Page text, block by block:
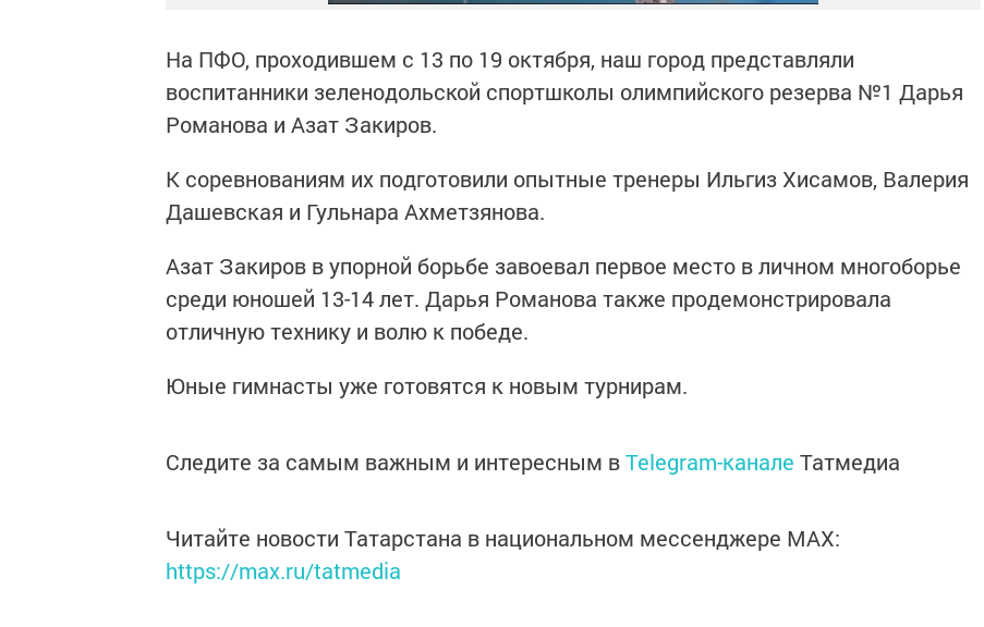
На ПФО, проходившем с 13 по 19 октября, наш город представляли
воспитанники зеленодольской спортшколы олимпийского резерва №1 Дарья
Романова и Азат Закиров.
К соревнованиям их подготовили опытные тренеры Ильгиз Хисамов, Валерия
Дашевская и Гульнара Ахметзянова.
Азат Закиров в упорной борьбе завоевал первое место в личном многоборье
среди юношей 13-14 лет. Дарья Романова также продемонстрировала
отличную технику и волю к победе.
Юные гимнасты уже готовятся к новым турнирам.
Следите за самым важным и интересным вTelegram-канале Татмедиа
Читайте новости Татарстана в национальном мессенджере MАХ:
https://max.ru/tatmedia